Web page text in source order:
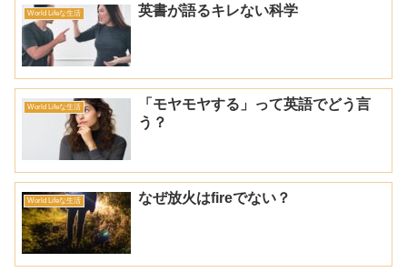
World Lifeな生活 英書が語るキレない科学
World Lifeな生活
「モヤモヤする」って英語でどう言
う？
World Lifeな生活 なぜ放火はfireでない？